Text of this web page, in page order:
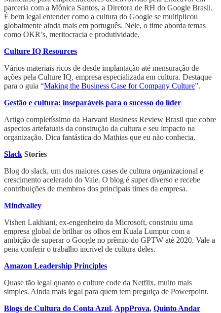
parceria com a Mônica Santos, a Diretora de RH do Google Brasil.
É bem legal entender como a cultura do Google se multiplicou
globalmente ainda mais em português. Nele, o time aborda temas
como OKR’s, meritocracia e produtividade.
Culture IQ Resources
Vários materiais ricos de desde implantação até mensuração de
ações pela Culture IQ, empresa especializada em cultura. Destaque
para o guia “Making the Business Case for Company Culture”.
Gestão e cultura: inseparáveis para o sucesso do líder
Artigo completíssimo da Harvard Business Review Brasil que cobre
aspectos artefatuais da construção da cultura e seu impacto na
organização. Dica fantástica do Mathias que eu não conhecia.
Slack Stories
Blog do slack, um dos maiores cases de cultura organizacional e
crescimento acelerado do Vale. O blog é super diverso e recebe
contribuições de membros dos principais times da empresa.
Mindvalley
Vishen Lakhiani, ex-engenheiro da Microsoft, construiu uma
empresa global de brilhar os olhos em Kuala Lumpur com a
ambição de superar o Google no prêmio do GPTW até 2020. Vale a
pena conferir o trabalho incrível de cultura deles.
Amazon Leadership Principles
Quase tão legal quanto o culture code da Netflix, muito mais
simples. Ainda mais legal para quem tem preguiça de Powerpoint.
Blogs de Cultura do Conta Azul, AppProva, Quinto Andar